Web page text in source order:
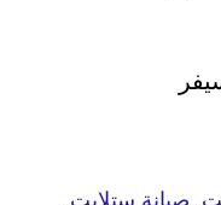
, صيانة ستلايت,